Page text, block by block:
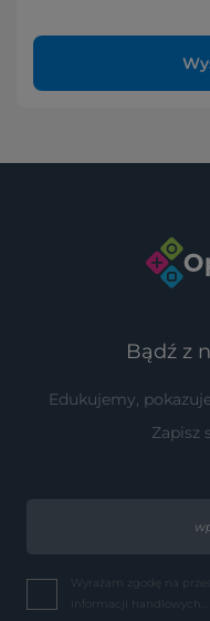
Bądź z
Edukujemy,
Zapisz
Wyrażam zgodę na
informacji handlowych...